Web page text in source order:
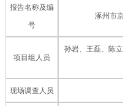
报告名称及编
号
涿州市
项目组人员
孙岩、王磊、陈
现场调查人员